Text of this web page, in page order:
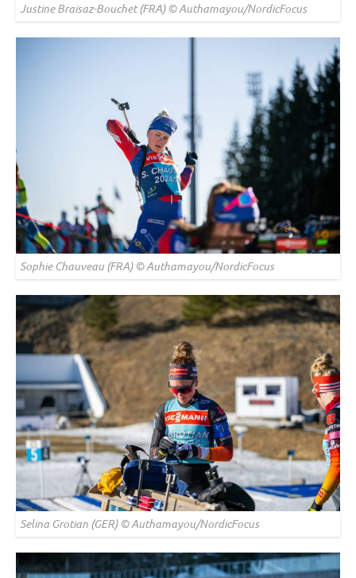
Justine Braisaz-Bouchet (FRA) © Authamayou/NordicFocus
Sophie Chauveau (FRA) © Authamayou/NordicFocus
Selina Grotian (GER) © Authamayou/NordicFocus